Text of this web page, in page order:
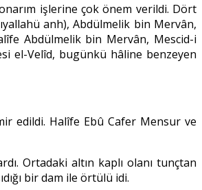
işlerine çok önem verildi. Dört
anh), Abdülmelik bin Mervân,
Abdülmelik bin Mervân, Mescid-i
el-Velîd, bugünkü hâline benzeyen
edildi. Halîfe Ebû Cafer Mensur ve
Ortadaki altın kaplı olanı tunçtan
bir dam ile örtülü idi.